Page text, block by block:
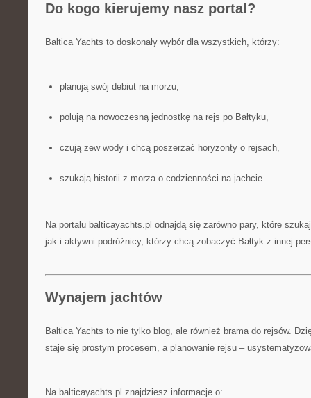
Do kogo kierujemy nasz portal?
Baltica Yachts to doskonały wybór dla wszystkich, którzy:
planują swój debiut na morzu,
polują na nowoczesną jednostkę na rejs po Bałtyku,
czują zew wody i chcą poszerzać horyzonty o rejsach,
szukają historii z morza o codzienności na jachcie.
Na portalu balticayachts.pl odnajdą się zarówno pary, które
jak i aktywni podróżnicy, którzy chcą zobaczyć Bałtyk z innej
Wynajem jachtów
Baltica Yachts to nie tylko blog, ale również brama do rejsów.
staje się prostym procesem, a planowanie rejsu –
Na balticayachts.pl znajdziesz informacje o: